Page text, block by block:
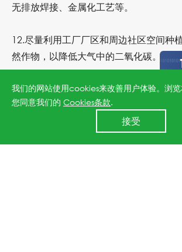
无排放焊接、金属化工艺等。
12.尽量利用工厂厂区和周边社区空间种
然作物，以降低大气中的二氧化碳。
13.利用光伏进行海水淡化，帮助荒滩恢
晶科能源副总裁钱晶表示：“我们为未来
我们的网站使用cookies来改善用户体验。浏
您同意我们的 Cookies条款.
接受